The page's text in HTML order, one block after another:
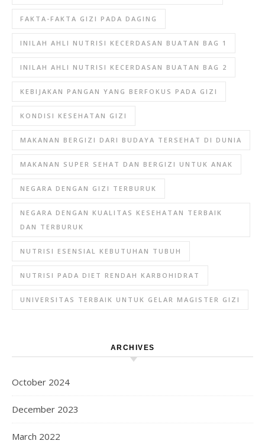
FAKTA-FAKTA GIZI PADA DAGING
INILAH AHLI NUTRISI KECERDASAN BUATAN BAG 1
INILAH AHLI NUTRISI KECERDASAN BUATAN BAG 2
KEBIJAKAN PANGAN YANG BERFOKUS PADA GIZI
KONDISI KESEHATAN GIZI
MAKANAN BERGIZI DARI BUDAYA TERSEHAT DI DUNIA
MAKANAN SUPER SEHAT DAN BERGIZI UNTUK ANAK
NEGARA DENGAN GIZI TERBURUK
NEGARA DENGAN KUALITAS KESEHATAN TERBAIK
DAN TERBURUK
NUTRISI ESENSIAL KEBUTUHAN TUBUH
NUTRISI PADA DIET RENDAH KARBOHIDRAT
UNIVERSITAS TERBAIK UNTUK GELAR MAGISTER GIZI
ARCHIVES
October 2024
December 2023
March 2022